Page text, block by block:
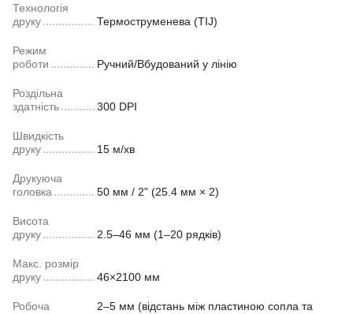
Технологія
друку
Термоструменева (TIJ)
Режим
роботи
Ручний/Вбудований у лінію
Роздільна
здатність
300 DPI
Швидкість
друку
15 м/хв
Друкуюча
головка
50 мм / 2" (25.4 мм × 2)
Висота
друку
2.5–46 мм (1–20 рядків)
Макс. розмір
друку
46×2100 мм
Робоча
2–5 мм (відстань між пластиною сопла та